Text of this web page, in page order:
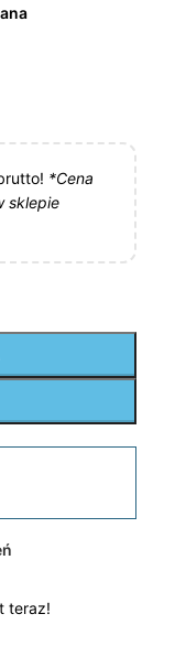
*Cena
sklepie
teraz!